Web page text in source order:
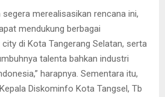
merealisasikan rencana ini,
mendukung berbagai
di Kota Tangerang Selatan, serta
talenta bahkan industri
harapnya. Sementara itu,
Diskominfo Kota Tangsel, Tb